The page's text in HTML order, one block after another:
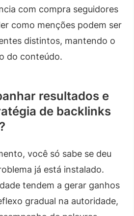
com compra seguidores
como menções podem ser
distintos, mantendo o
do conteúdo.
resultados e
de backlinks
você só sabe se deu
já está instalado.
tendem a gerar ganhos
gradual na autoridade,